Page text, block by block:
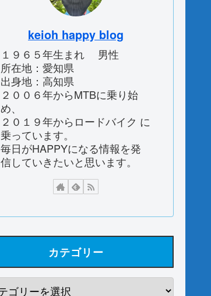
keioh happy blog
１９６５年生まれ 男性
所在地：愛知県
出身地：高知県
２００６年からMTBに乗り始
め、
２０１９年からロードバイク に
乗っています。
毎日がHAPPYになる情報を発
信していきたいと思います。
カテゴリー